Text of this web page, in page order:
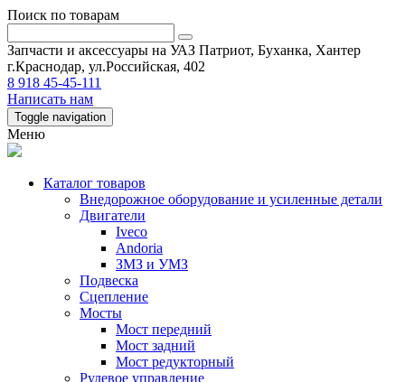
Поиск по товарам
Запчасти и аксессуары на УАЗ Патриот, Буханка, Хантер
г.Краснодар, ул.Российская, 402
8 918 45-45-111
Написать нам
Toggle navigation
Меню
Каталог товаров
Внедорожное оборудование и усиленные детали
Двигатели
Iveco
Andoria
ЗМЗ и УМЗ
Подвеска
Сцепление
Мосты
Мост передний
Мост задний
Мост редукторный
Рулевое управление